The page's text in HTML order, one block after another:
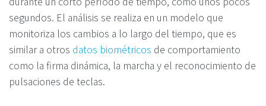
segundos. El análisis se realiza en un modelo que
monitoriza los cambios a lo largo del tiempo, que es
similar a otros datos biométricos de comportamiento
como la firma dinámica, la marcha y el reconocimiento de
pulsaciones de teclas.